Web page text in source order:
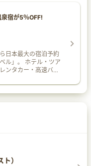
早めに購入を！ 商品
由し、早めに購入手
【ルール】
ラブ経由後、24時間
追加した商品を、89
対象になる。 ※毎
とにニフティポイン
経過後に買い物かごに
に買い物かごに入れ
したもの ニフティ
【○：対象となるも
宿が5％OFF!
日本最大の宿泊予約
テル・ツア
ンタカー・高速バス
日本最大級！ 楽天ポ
える！
）